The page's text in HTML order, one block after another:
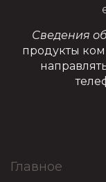
Сведения
продукты
Главное